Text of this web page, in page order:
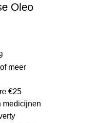
Oleo
meer
€25
medicijnen